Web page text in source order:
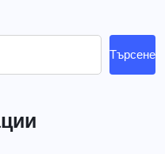
Търсене